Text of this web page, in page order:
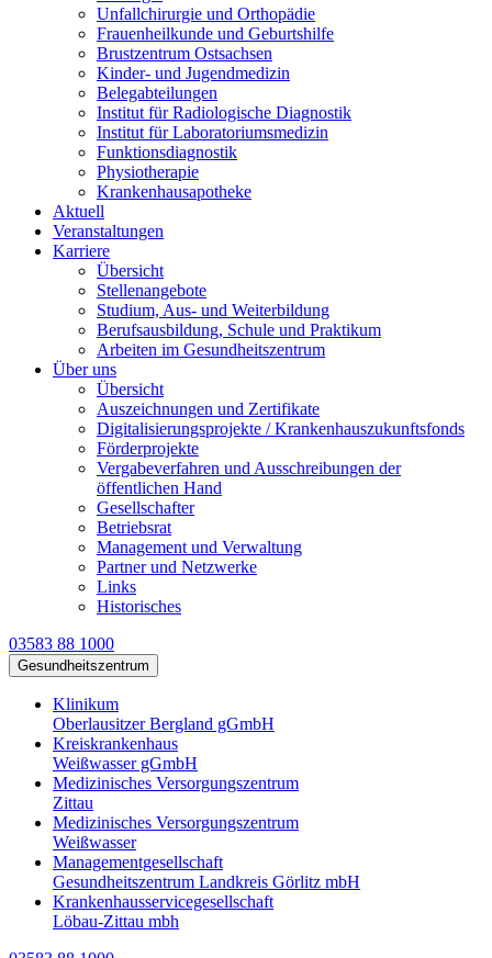
Unfallchirurgie und Orthopädie
Frauenheilkunde und Geburtshilfe
Brustzentrum Ostsachsen
Kinder- und Jugendmedizin
Belegabteilungen
Institut für Radiologische Diagnostik
Institut für Laboratoriumsmedizin
Funktionsdiagnostik
Physiotherapie
Krankenhausapotheke
Aktuell
Veranstaltungen
Karriere
Übersicht
Stellenangebote
Studium, Aus- und Weiterbildung
Berufsausbildung, Schule und Praktikum
Arbeiten im Gesundheitszentrum
Über uns
Übersicht
Auszeichnungen und Zertifikate
Digitalisierungsprojekte / Krankenhauszukunftsfonds
Förderprojekte
Vergabeverfahren und Ausschreibungen der
öffentlichen Hand
Gesellschafter
Betriebsrat
Management und Verwaltung
Partner und Netzwerke
Links
Historisches
03583 88 1000
Gesundheitszentrum
Klinikum
Oberlausitzer Bergland gGmbH
Kreiskrankenhaus
Weißwasser gGmbH
Medizinisches Versorgungszentrum
Zittau
Medizinisches Versorgungszentrum
Weißwasser
Managementgesellschaft
Gesundheitszentrum Landkreis Görlitz mbH
Krankenhausservicegesellschaft
Löbau-Zittau mbh